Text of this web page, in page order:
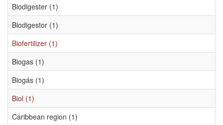
Biodigester (1)
Biodigestor (1)
Biofertilizer (1)
Biogas (1)
Biogás (1)
Biol (1)
Caribbean region (1)